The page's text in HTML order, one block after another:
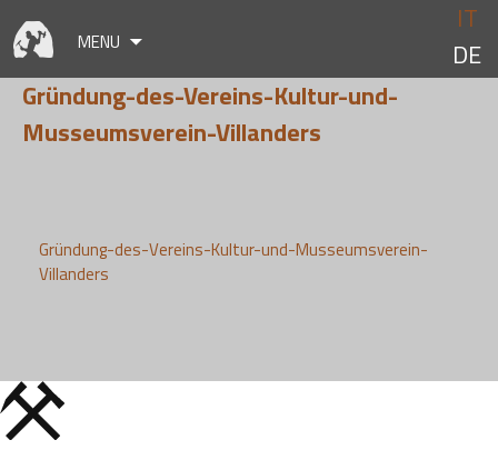
to
content
MENU
IT
DE
Gründung-des-Vereins-Kultur-und-
Musseumsverein-Villanders
Gründung-des-Vereins-Kultur-und-Musseumsverein-
Villanders